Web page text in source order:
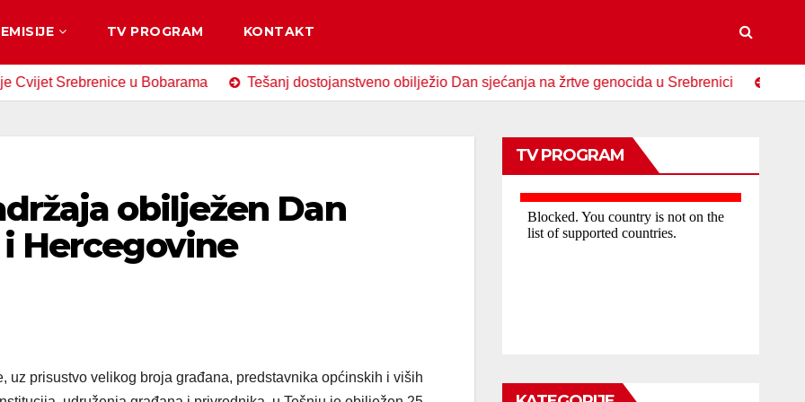
EMISIJE TV PROGRAM KONTAKT
u Bobarama Tešanj dostojanstveno obilježio Dan sjećanja na žrtve genocida u Srebrenici Veče
obilježen Dan
Hercegovine
uz prisustvo velikog broja građana, predstavnika općinskih i viših
TV PROGRAM